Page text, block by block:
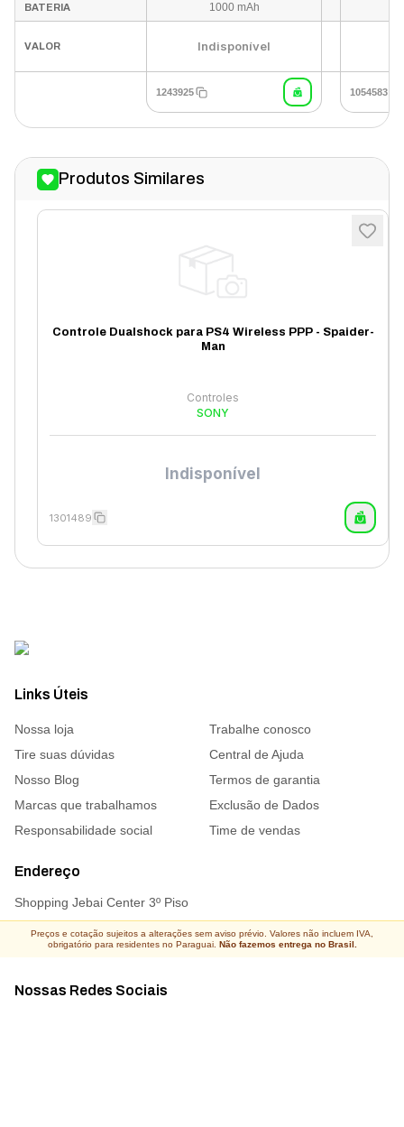
BATERIA 1000 mAh
VALOR Indisponível
1243925 1054583
Produtos Similares
Controle Dualshock para PS4 Wireless PPP - Spaider-
Man
Controles
SONY
Indisponível
1301489
Links Úteis
Nossa loja
Trabalhe conosco
Tire suas dúvidas
Central de Ajuda
Nosso Blog
Termos de garantia
Marcas que trabalhamos
Exclusão de Dados
Responsabilidade social
Time de vendas
Endereço
Shopping Jebai Center 3º Piso
Nossas Redes Sociais
Preços e cotação sujeitos a alterações sem aviso prévio. Valores não incluem IVA,
obrigatório para residentes no Paraguai. Não fazemos entrega no Brasil.